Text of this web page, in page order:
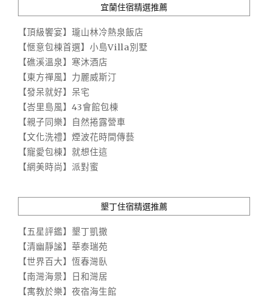
宜蘭住宿精選推薦
【頂級饗宴】瓏山林冷熱泉飯店
【愜意包棟首選】小島Villa別墅
【礁溪溫泉】寒沐酒店
【東方禪風】力麗威斯汀
【發呆就好】呆宅
【峇里島風】43會館包棟
【親子同樂】自然捲露營車
【文化洗禮】煙波花時間傳藝
【寵愛包棟】就想住這
【網美時尚】派對蜜
墾丁住宿精選推薦
【五星評鑑】墾丁凱撒
【清幽靜謐】華泰瑞苑
【世界百大】恆春灣臥
【南灣海景】日和灣居
【寓教於樂】夜宿海生館